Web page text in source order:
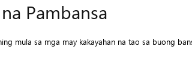
Pambansa
mula sa mga may kakayahan na tao sa buong